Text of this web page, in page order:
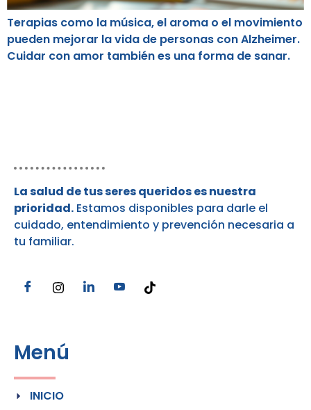
Terapias como la música, el aroma o el movimiento
pueden mejorar la vida de personas con Alzheimer.
Cuidar con amor también es una forma de sanar.
La salud de tus seres queridos es nuestra
prioridad. Estamos disponibles para darle el
cuidado, entendimiento y prevención necesaria a
tu familiar.
Menú
INICIO